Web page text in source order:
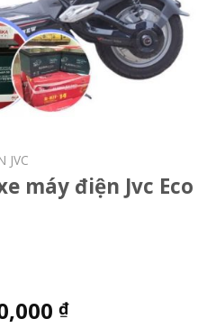
JVC
máy điện Jvc Eco
₫